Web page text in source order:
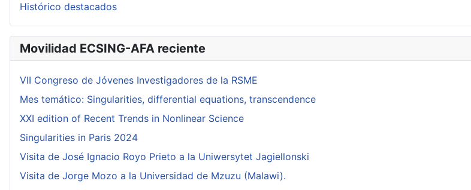
Histórico destacados
Movilidad ECSING-AFA reciente
VII Congreso de Jóvenes Investigadores de la RSME
Mes temático: Singularities, differential equations, transcendence
XXI edition of Recent Trends in Nonlinear Science
Singularities in Paris 2024
Visita de José Ignacio Royo Prieto a la Uniwersytet Jagiellonski
Visita de Jorge Mozo a la Universidad de Mzuzu (Malawi).